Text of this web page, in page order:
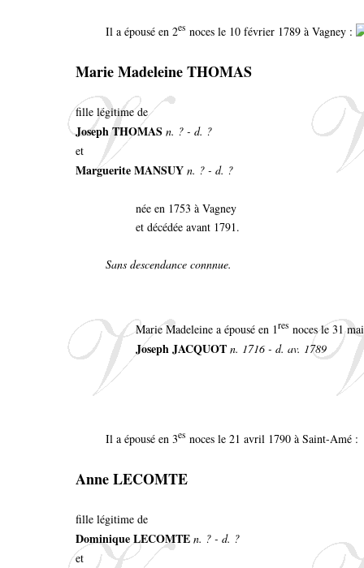
Il a épousé en 2es noces le 10 février 1789 à Vagney :
Marie Madeleine THOMAS
fille légitime de
Joseph THOMAS n. ? - d. ?
et
Marguerite MANSUY n. ? - d. ?
née en 1753 à Vagney
et décédée avant 1791.
Sans descendance connnue.
Marie Madeleine a épousé en 1res noces le 31
Joseph JACQUOT n. 1716 - d. av. 1789
Il a épousé en 3es noces le 21 avril 1790 à Saint-Amé :
Anne LECOMTE
fille légitime de
Dominique LECOMTE n. ? - d. ?
et